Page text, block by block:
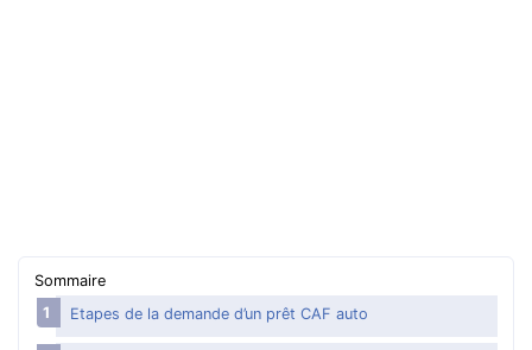
Sommaire
Etapes de la demande d’un prêt CAF auto